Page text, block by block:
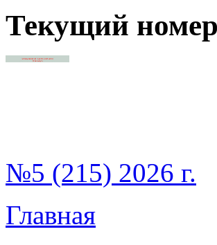
Текущий номер
№5 (215) 2026 г.
Главная